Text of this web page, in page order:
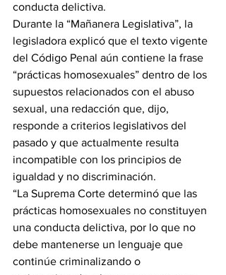
conducta delictiva.
Durante la “Mañanera Legislativa”, la
legisladora explicó que el texto vigente
del Código Penal aún contiene la frase
“prácticas homosexuales” dentro de los
supuestos relacionados con el abuso
sexual, una redacción que, dijo,
responde a criterios legislativos del
pasado y que actualmente resulta
incompatible con los principios de
igualdad y no discriminación.
“La Suprema Corte determinó que las
prácticas homosexuales no constituyen
una conducta delictiva, por lo que no
debe mantenerse un lenguaje que
continúe criminalizando o